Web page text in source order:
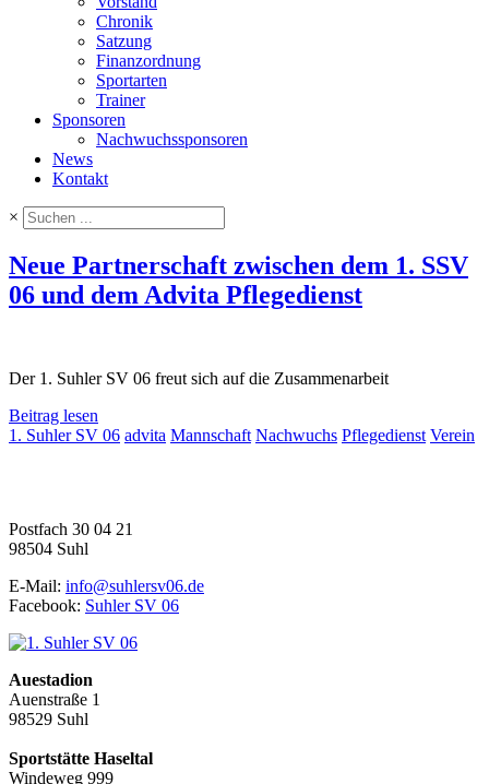
Chronik
Satzung
Finanzordnung
Sportarten
Trainer
Sponsoren
Nachwuchssponsoren
News
Kontakt
×
Neue Partnerschaft zwischen dem 1. SSV
06 und dem Advita Pflegedienst
Der 1. Suhler SV 06 freut sich auf die Zusammenarbeit
Beitrag lesen
1. Suhler SV 06 advita Mannschaft Nachwuchs Pflegedienst Verein
Postfach 30 04 21
98504 Suhl
E-Mail: info@suhlersv06.de
Facebook: Suhler SV 06
Auestadion
Auenstraße 1
98529 Suhl
Sportstätte Haseltal
Windeweg 999